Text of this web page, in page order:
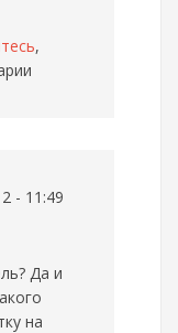
,
- 11:49
Да и
на